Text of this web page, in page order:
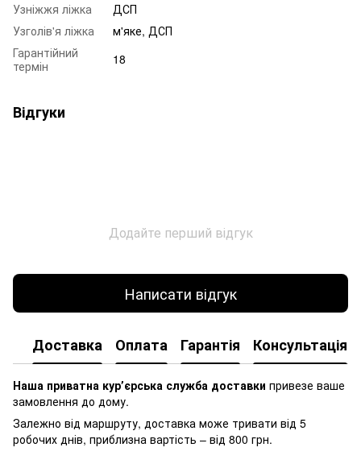
Узніжжя ліжка
ДСП
Узголів'я ліжка
м'яке, ДСП
Гарантійний
термін
18
Відгуки
Додайте перший відгук
Написати відгук
Доставка Оплата Гарантія Консультація
Наша приватна курʼєрська служба доставки привезе ваше
замовлення до дому.
Залежно від маршруту, доставка може тривати від 5
робочих днів, приблизна вартість – від 800 грн.